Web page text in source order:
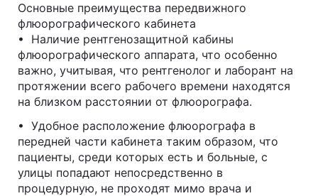
Основные преимущества передвижного
флюорографического кабинета
• Наличие рентгенозащитной кабины
флюорографического аппарата, что особенно
важно, учитывая, что рентгенолог и лаборант на
протяжении всего рабочего времени находятся
на близком расстоянии от флюорографа.
• Удобное расположение флюорографа в
передней части кабинета таким образом, что
пациенты, среди которых есть и больные, с
улицы попадают непосредственно в
процедурную, не проходят мимо врача и